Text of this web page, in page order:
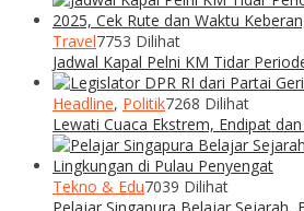
Travel7753 Dilihat
Jadwal Kapal Pelni KM Tidar
Headline, Politik7268 Dilihat
Lewati Cuaca Ekstrem, Endipat
Tekno & Edu7039 Dilihat